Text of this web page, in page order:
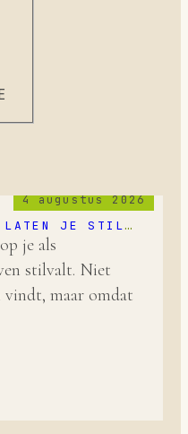
4 augustus 2026
LATEN JE STIL
je als
stilvalt. Niet
vindt, maar omdat